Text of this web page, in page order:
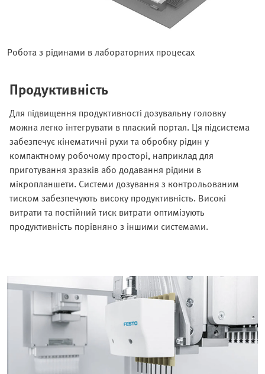
Робота з рідинами в лабораторних процесах
Продуктивність
Для підвищення продуктивності дозувальну головку
можна легко інтегрувати в плаский портал. Ця підсистема
забезпечує кінематичні рухи та обробку рідин у
компактному робочому просторі, наприклад для
приготування зразків або додавання рідини в
мікропланшети. Системи дозування з контрольованим
тиском забезпечують високу продуктивність. Високі
витрати та постійний тиск витрати оптимізують
продуктивність порівняно з іншими системами.